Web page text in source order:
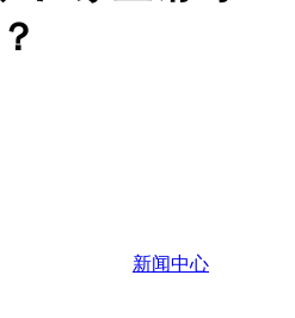
新闻中心